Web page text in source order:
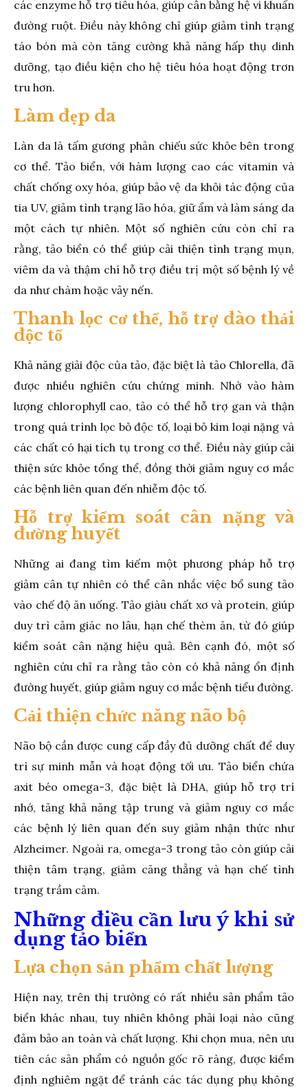
các enzyme hỗ trợ tiêu hóa, giúp cân bằng hệ vi khuẩn
đường ruột. Điều này không chỉ giúp giảm tình trạng
táo bón mà còn tăng cường khả năng hấp thụ dinh
dưỡng, tạo điều kiện cho hệ tiêu hóa hoạt động trơn
tru hơn.
Làm đẹp da
Làn da là tấm gương phản chiếu sức khỏe bên trong
cơ thể. Tảo biển, với hàm lượng cao các vitamin và
chất chống oxy hóa, giúp bảo vệ da khỏi tác động của
tia UV, giảm tình trạng lão hóa, giữ ẩm và làm sáng da
một cách tự nhiên. Một số nghiên cứu còn chỉ ra
rằng, tảo biển có thể giúp cải thiện tình trạng mụn,
viêm da và thậm chí hỗ trợ điều trị một số bệnh lý về
da như chàm hoặc vảy nến.
Thanh lọc cơ thể, hỗ trợ đào thải
độc tố
Khả năng giải độc của tảo, đặc biệt là tảo Chlorella, đã
được nhiều nghiên cứu chứng minh. Nhờ vào hàm
lượng chlorophyll cao, tảo có thể hỗ trợ gan và thận
trong quá trình lọc bỏ độc tố, loại bỏ kim loại nặng và
các chất có hại tích tụ trong cơ thể. Điều này giúp cải
thiện sức khỏe tổng thể, đồng thời giảm nguy cơ mắc
các bệnh liên quan đến nhiễm độc tố.
Hỗ trợ kiểm soát cân nặng và
đường huyết
Những ai đang tìm kiếm một phương pháp hỗ trợ
giảm cân tự nhiên có thể cân nhắc việc bổ sung tảo
vào chế độ ăn uống. Tảo giàu chất xơ và protein, giúp
duy trì cảm giác no lâu, hạn chế thèm ăn, từ đó giúp
kiểm soát cân nặng hiệu quả. Bên cạnh đó, một số
nghiên cứu chỉ ra rằng tảo còn có khả năng ổn định
đường huyết, giúp giảm nguy cơ mắc bệnh tiểu đường.
Cải thiện chức năng não bộ
Não bộ cần được cung cấp đầy đủ dưỡng chất để duy
trì sự minh mẫn và hoạt động tối ưu. Tảo biển chứa
axit béo omega-3, đặc biệt là DHA, giúp hỗ trợ trí
nhớ, tăng khả năng tập trung và giảm nguy cơ mắc
các bệnh lý liên quan đến suy giảm nhận thức như
Alzheimer. Ngoài ra, omega-3 trong tảo còn giúp cải
thiện tâm trạng, giảm căng thẳng và hạn chế tình
trạng trầm cảm.
Những điều cần lưu ý khi sử
dụng tảo biển
Lựa chọn sản phẩm chất lượng
Hiện nay, trên thị trường có rất nhiều sản phẩm tảo
biển khác nhau, tuy nhiên không phải loại nào cũng
đảm bảo an toàn và chất lượng. Khi chọn mua, nên ưu
tiên các sản phẩm có nguồn gốc rõ ràng, được kiểm
định nghiêm ngặt để tránh các tác dụng phụ không